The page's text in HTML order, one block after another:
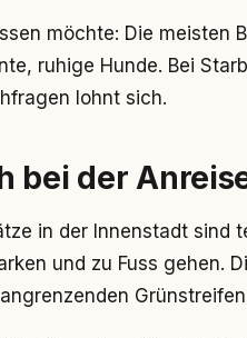
möchte: Die meisten
ruhige Hunde. Bei
lohnt sich.
bei der
in der Innenstadt sind
und zu Fuss gehen.